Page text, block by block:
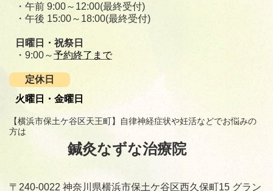
・午前 9:00～12:00(最終受付)
・午後 15:00～18:00(最終受付)
日曜日・祝祭日
・9:00～予約終了まで
定休日
火曜日・金曜日
【横浜市保土ケ谷区天王町】自律神経症状や妊活などでお悩みの
方は
鍼灸なずな治療院
〒240-0022 神奈川県横浜市保土ケ谷区西久保町15 グラン